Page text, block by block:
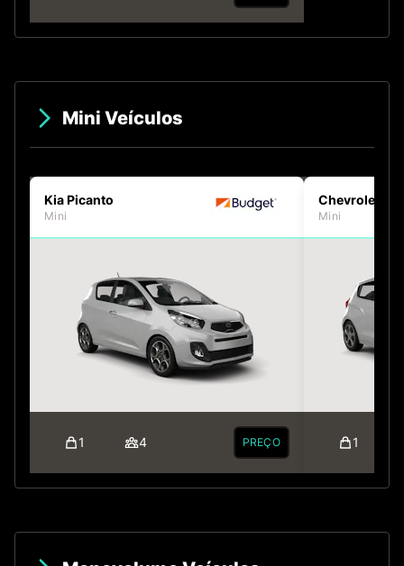
Mini Veículos
Kia Picanto
Mini
1 4 PREÇO
Chevrolet
Mini
1